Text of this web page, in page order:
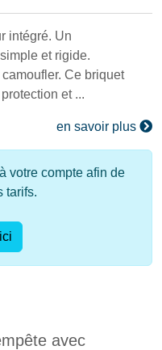
intégré. Un
et rigide.
Ce briquet
et ...
en savoir plus
votre compte afin de
tarifs.
avec